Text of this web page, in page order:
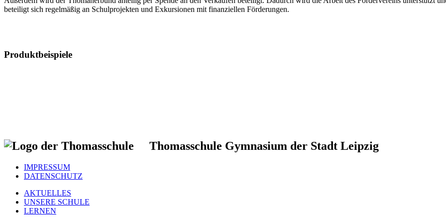
beteiligt sich regelmäßig an Schulprojekten und Exkursionen mit finanziellen Förderungen.
Produktbeispiele
Thomasschule Gymnasium der Stadt Leipzig
IMPRESSUM
DATENSCHUTZ
AKTUELLES
UNSERE SCHULE
LERNEN